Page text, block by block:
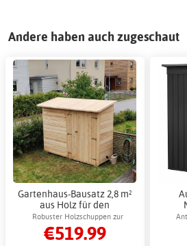
Andere haben auch zugeschaut
Gartenhaus-Bausatz 2,8 m²
aus Holz für den
Außenbereich
Robuster Holzschuppen zur
Gartenaufbewahrung
€519.99